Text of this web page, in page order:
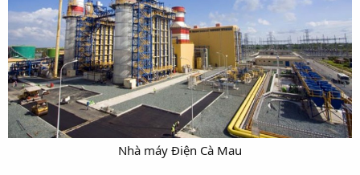
Nhà máy Điện Cà Mau